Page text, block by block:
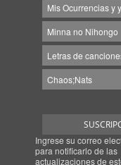
Mis Ocurrencias y
Minna no Nihongo
Letras de
Chaos;Nats
Ingrese su correo
para notificarlo de las
actualizaciones de